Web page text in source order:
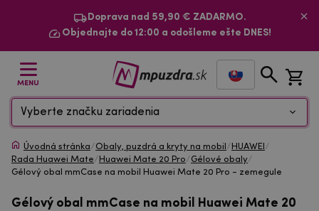
Doprava nad 59,90 € ZADARMO.
Objednajte do 12:00 a odošleme ešte DNES!
MENU
Vyberte značku zariadenia
Úvodná stránka/Obaly, puzdrá a kryty na mobil / HUAWEI /
Rada Huawei Mate/ Huawei Mate 20 Pro/Gélové obaly/
Gélový obal mmCase na mobil Huawei Mate 20 Pro - zemegule
Gélový obal mmCase na mobil Huawei Mate 20